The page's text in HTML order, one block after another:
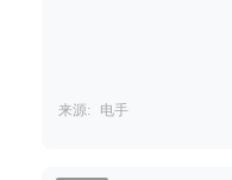
来源: 电手